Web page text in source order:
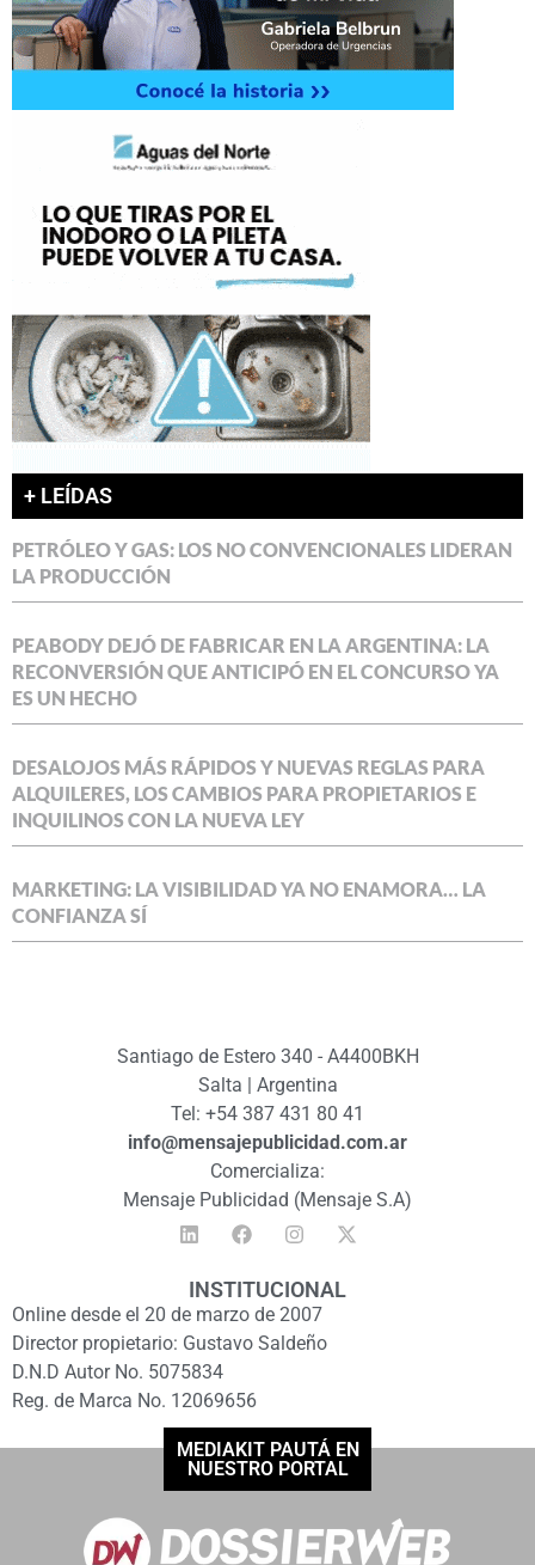
+ LEÍDAS
PETRÓLEO Y GAS: LOS NO CONVENCIONALES LIDERAN
LA PRODUCCIÓN
PEABODY DEJÓ DE FABRICAR EN LA ARGENTINA: LA
RECONVERSIÓN QUE ANTICIPÓ EN EL CONCURSO YA
ES UN HECHO
DESALOJOS MÁS RÁPIDOS Y NUEVAS REGLAS PARA
ALQUILERES, LOS CAMBIOS PARA PROPIETARIOS E
INQUILINOS CON LA NUEVA LEY
MARKETING: LA VISIBILIDAD YA NO ENAMORA… LA
CONFIANZA SÍ
Santiago de Estero 340 - A4400BKH
Salta | Argentina
Tel: +54 387 431 80 41
info@mensajepublicidad.com.ar
Comercializa:
Mensaje Publicidad (Mensaje S.A)
INSTITUCIONAL
Online desde el 20 de marzo de 2007
Director propietario: Gustavo Saldeño
D.N.D Autor No. 5075834
Reg. de Marca No. 12069656
MEDIAKIT PAUTÁ EN
NUESTRO PORTAL